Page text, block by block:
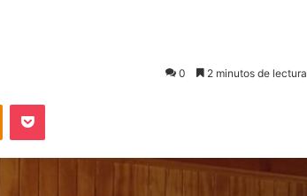
0 2 minutos de lectura
Odnoklassniki
Pocket